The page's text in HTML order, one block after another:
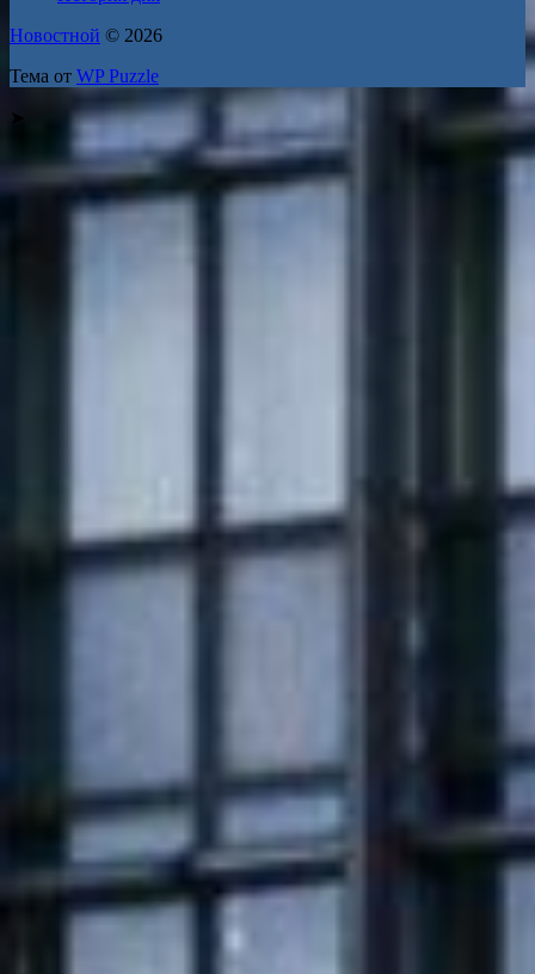
Новостной © 2026
Тема от WP Puzzle
➤